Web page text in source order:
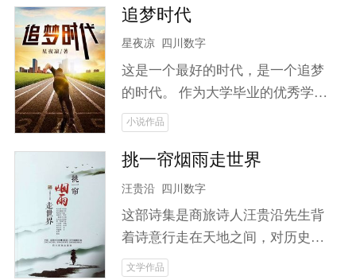
追梦时代
星夜凉 四川数字
这是一个最好的时代，是一个追梦
的时代。 作为大学毕业的优秀学
子，韩杨拒绝了母校的挽留，义无
反顾地返回故乡，成为扶贫办的一
名普通工作人员，拥有要为家乡脱
贫的梦想。 当命运将来自大城市的
去何从？ 海归的企业高管，不服输
的万人迷，他们之前又会擦出怎样
的火花？ 啃老的富二代，遇见向往
小说作品
挑一帘烟雨走世界
汪贵沿 四川数字
这部诗集是商旅诗人汪贵沿先生背
着诗意行走在天地之间，对历史与
未来，人生与人性通过诗歌旅行去
文学作品